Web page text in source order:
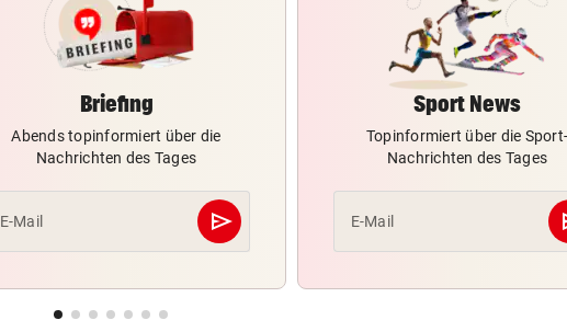
Briefing
Abends topinformiert über die
Nachrichten des Tages
E-Mail send
Abschicken
Sport News
Topinformiert über die Sport-
Nachrichten des Tages
E-Mail